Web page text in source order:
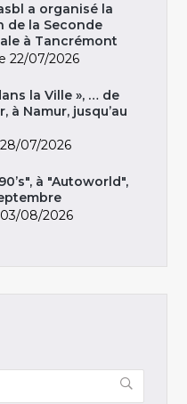
a organisé la
de la Seconde
à Tancrémont
le 22/07/2026
la Ville », … de
à Namur, jusqu’au
28/07/2026
à "Autoworld",
03/08/2026